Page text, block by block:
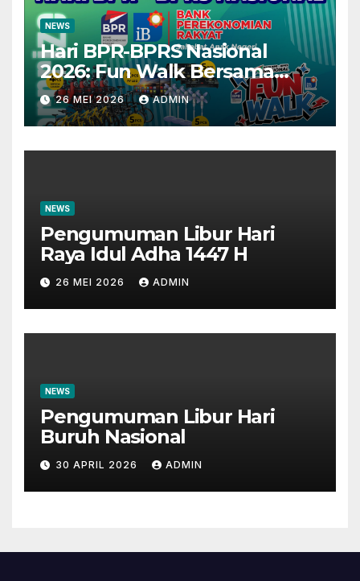
NEWS
Hari BPR-BPRS Nasional
2026: Fun Walk Bersama
Masyarakat dan Insan
Perbankan
26 MEI 2026 ADMIN
NEWS
Pengumuman Libur Hari
Raya Idul Adha 1447 H
26 MEI 2026 ADMIN
NEWS
Pengumuman Libur Hari
Buruh Nasional
30 APRIL 2026 ADMIN